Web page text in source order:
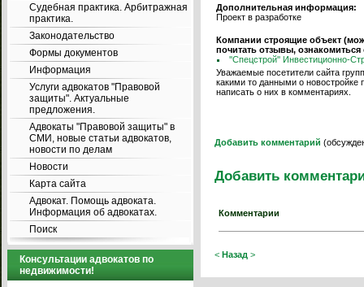
Судебная практика. Арбитражная
практика.
Законодательство
Формы документов
Информация
Услуги адвокатов "Правовой
защиты". Актуальные
предложения.
Адвокаты "Правовой защиты" в
СМИ, новые статьи адвокатов,
новости по делам
Новости
Карта сайта
Адвокат. Помощь адвоката.
Информация об адвокатах.
Поиск
Консультации адвокатов по
недвижимости!
Дополнительная информация:
Проект в разработке
Компании строящие объект
почитать отзывы,
''Спецстрой'' Инвестиционно-
Уважаемые посетители сайта
какими то данными о новостройке
написать о них в комментариях.
Добавить комментарий
Добавить
Комментарии
< Назад >